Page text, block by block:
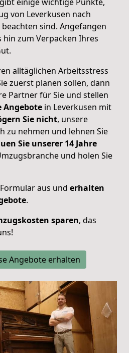
von Leverkusen nach
sind. Angefangen
hin zum Verpacken Ihres
alltäglichen Arbeitsstress
zuerst planen sollen, dann
Partner für Sie und stellen
Angebote in Leverkusen mit
Sie nicht, unsere
zu nehmen und lehnen Sie
Sie unserer 14 Jahre
und holen Sie
aus und erhalten
.
sparen, das
Angebote erhalten